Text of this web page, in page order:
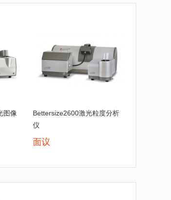
图像
Bettersize2600激光粒度分析
仪
面议